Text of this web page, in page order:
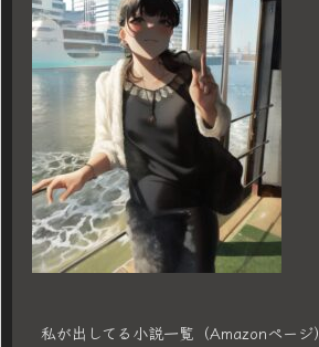
私が出してる小説一覧（Amazonページ